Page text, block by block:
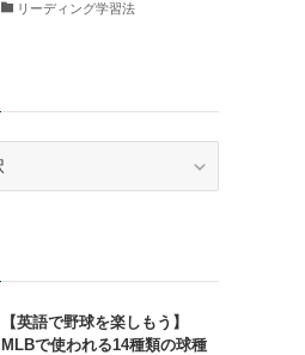
リーディング学習法
【英語で野球を楽しもう】
MLBで使われる14種類の球種